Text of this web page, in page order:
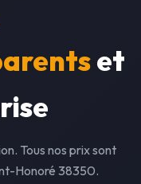
et
Tous nos prix sont
Honoré 38350.